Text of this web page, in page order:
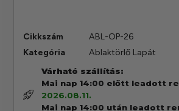
Cikkszám
ABL-OP-26
Kategória
Ablaktörlő Lapát
Várható szállítás:
Mai nap 14:00 előtt leadott
2026.08.11.
Mai nap 14:00 után leadott